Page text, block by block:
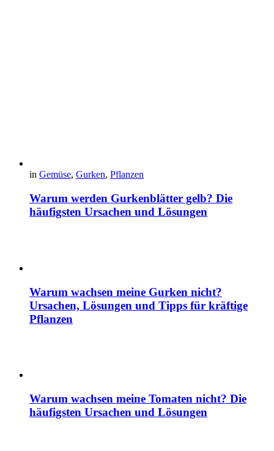
in Gemüse, Gurken, Pflanzen
Warum werden Gurkenblätter gelb? Die
häufigsten Ursachen und Lösungen
Warum wachsen meine Gurken nicht?
Ursachen, Lösungen und Tipps für kräftige
Pflanzen
Warum wachsen meine Tomaten nicht? Die
häufigsten Ursachen und Lösungen